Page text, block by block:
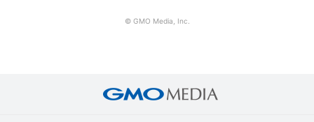
© GMO Media, Inc.